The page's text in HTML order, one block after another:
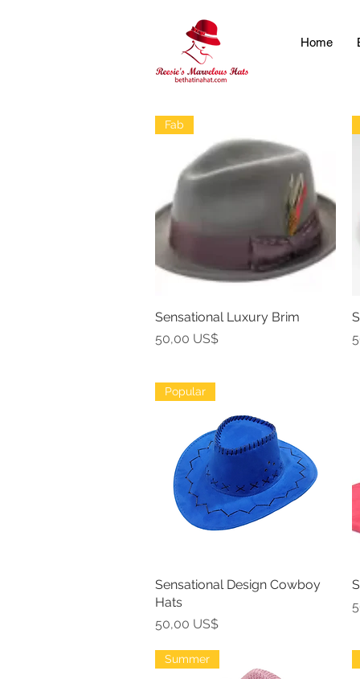
Home
Vista rápida
Fab
Sensational Luxury Brim
Precio
50,00 US$
Vista rápida
Popular
Sensational Design Cowboy
Hats
Precio
50,00 US$
Summer